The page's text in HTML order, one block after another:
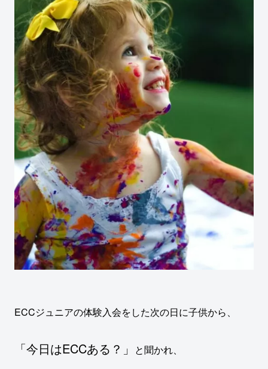
ECCジュニアの体験入会をした次の日に子供から、
「今日はECCある？」 と聞かれ、